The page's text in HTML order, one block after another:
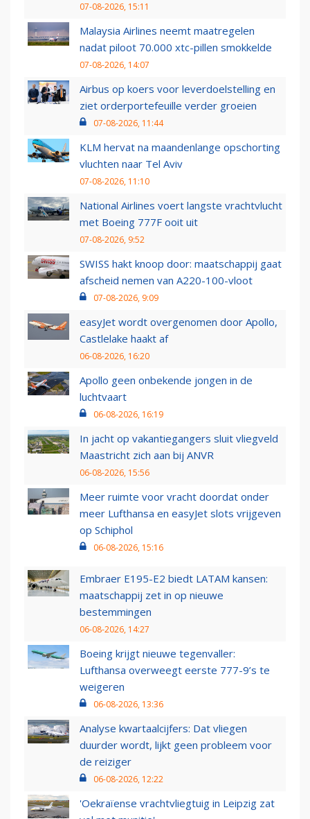
07-08-2026, 15:11
Malaysia Airlines neemt maatregelen
nadat piloot 70.000 xtc-pillen smokkelde
07-08-2026, 14:07
Airbus op koers voor leverdoelstelling en
ziet orderportefeuille verder groeien
07-08-2026, 11:44
KLM hervat na maandenlange opschorting
vluchten naar Tel Aviv
07-08-2026, 11:10
National Airlines voert langste vrachtvlucht
met Boeing 777F ooit uit
07-08-2026, 9:52
SWISS hakt knoop door: maatschappij gaat
afscheid nemen van A220-100-vloot
07-08-2026, 9:09
easyJet wordt overgenomen door Apollo,
Castlelake haakt af
06-08-2026, 16:20
Apollo geen onbekende jongen in de
luchtvaart
06-08-2026, 16:19
In jacht op vakantiegangers sluit vliegveld
Maastricht zich aan bij ANVR
06-08-2026, 15:56
Meer ruimte voor vracht doordat onder
meer Lufthansa en easyJet slots vrijgeven
op Schiphol
06-08-2026, 15:16
Embraer E195-E2 biedt LATAM kansen:
maatschappij zet in op nieuwe
bestemmingen
06-08-2026, 14:27
Boeing krijgt nieuwe tegenvaller:
Lufthansa overweegt eerste 777-9’s te
weigeren
06-08-2026, 13:36
Analyse kwartaalcijfers: Dat vliegen
duurder wordt, lijkt geen probleem voor
de reiziger
06-08-2026, 12:22
'Oekraïense vrachtvliegtuig in Leipzig zat